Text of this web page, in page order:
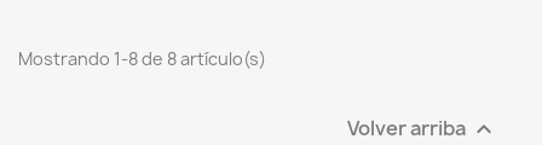
Mostrando 1-8 de 8 artículo(s)
Volver arriba 